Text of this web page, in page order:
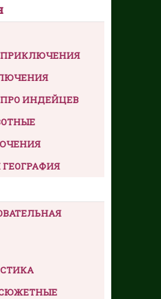
ПРИКЛЮЧЕНИЯ
ИНДЕЙЦЕВ